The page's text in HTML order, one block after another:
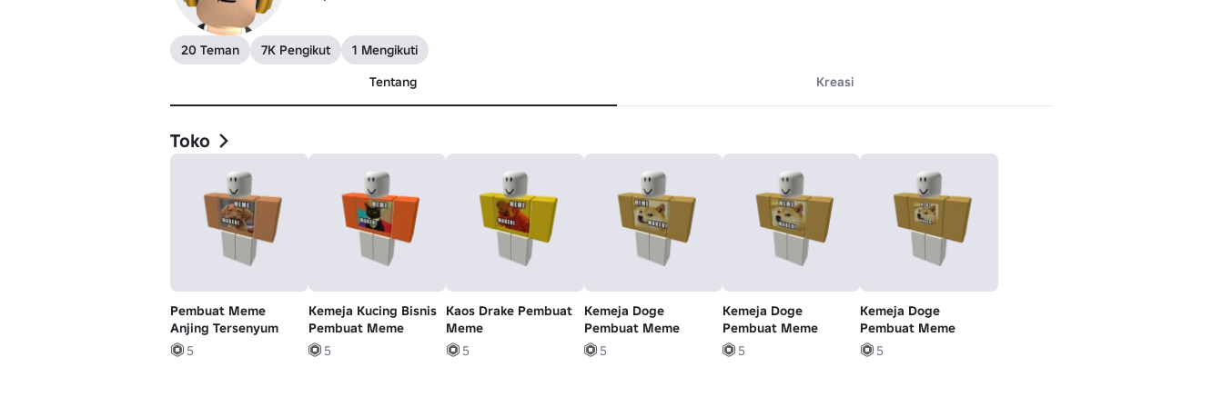
20 Teman 7K Pengikut
1 Mengikuti
Tentang
Kreasi
Toko
Pembuat Meme
Anjing Tersenyum
5
Kemeja Kucing Bisnis
Pembuat Meme
5
Kaos Drake Pembuat
Meme
5
Kemeja Doge
Pembuat Meme
5
Kemeja Doge
Pembuat Meme
5
Kemeja Doge
Pembuat Meme
5